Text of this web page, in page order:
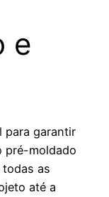
e
para garantir
pré-moldado
todas as
até a